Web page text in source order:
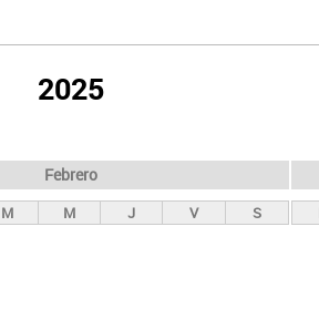
2025
Febrero
M M J V S